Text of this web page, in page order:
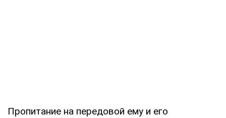
Пропитание на передовой ему и его